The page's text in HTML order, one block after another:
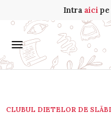
Intra aici
CLUBUL DIETELOR DE